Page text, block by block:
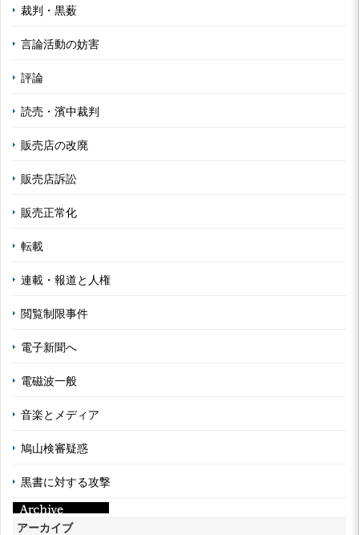
裁判・黒薮
言論活動の妨害
評論
読売・濱中裁判
販売店の改廃
販売店訴訟
販売正常化
転載
連載・報道と人権
閲覧制限事件
電子新聞へ
電磁波一般
音楽とメディア
鳩山検審疑惑
黒書に対する攻撃
アーカイブ